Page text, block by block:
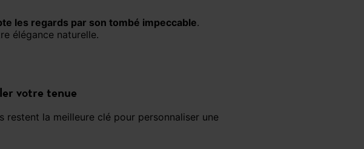
les regards par son tombé impeccable.
élégance naturelle.
votre tenue